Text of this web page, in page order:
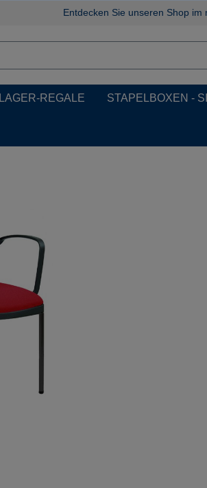
Entdecken Sie unseren Shop im
LAGER-REGALE STAPELBOXEN -